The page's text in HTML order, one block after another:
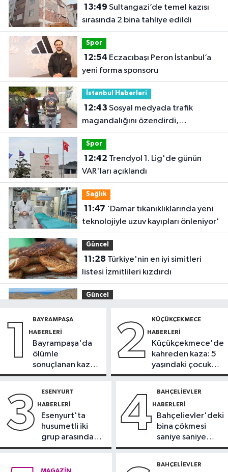
13:49
sırasında 2 bina tahliye edildi
Spor
12:54
yeni forma sponsoru
İstanbul Haberleri
12:43
magandalığını özendirdi,
ehliyetinden oldu: 72 bin lira ceza
Spor
12:42
VAR'ları açıklandı
Sağlık
11:47
teknolojiyle uzuv kayıpları önleniyor'
Güncel
11:28
listesi İzmitlileri kızdırdı
Güncel
içinden yürüyerek geçiyorlar
Güncel
bugünden şekilleniyor’
yangınlara neden olabilir
1 BAYRAMPAŞA
HABERLERI
Bayrampaşa'da
ölümle
sonuçlanan kaza:
Sürücü
2 KÜÇÜKÇEKMECE
HABERLERI
Küçükçekmece'de
kahreden kaza: 5
yaşındaki çocuk
yoğun bakımda
3 ESENYURT
HABERLERI
Esenyurt'ta
husumetli iki
grup arasında
silahlı kavga
4 BAHÇELIEVLER
HABERLERI
Bahçelievler'deki
bina çökmesi
saniye saniye
görüntülendi
MAGAZIN
BAHÇELIEVLER